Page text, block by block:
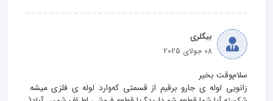
بیگلری
08 جولای 2025
زانویی لوله ی جارو برقیم از قسمتی که‌وارد لوله ی فلزی میشه